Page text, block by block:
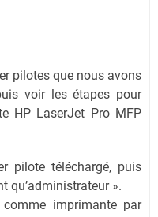
pilotes que nous avons
voir les étapes pour
HP LaserJet Pro MFP
pilote téléchargé, puis
qu’administrateur ».
imprimante par